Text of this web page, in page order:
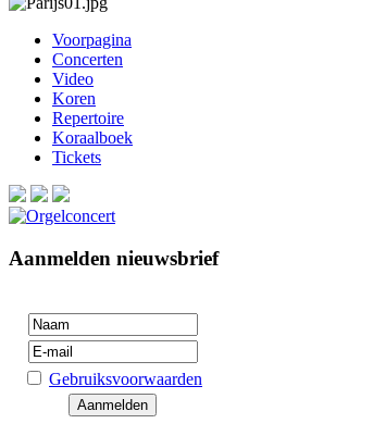
Voorpagina
Concerten
Video
Koren
Repertoire
Koraalboek
Tickets
Aanmelden nieuwsbrief
Gebruiksvoorwaarden